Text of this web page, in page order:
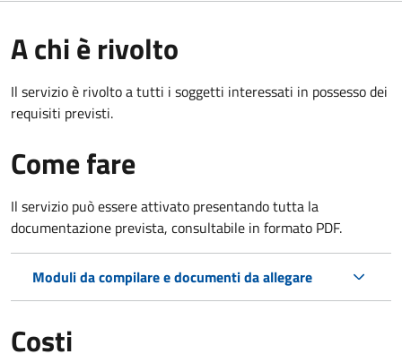
A chi è rivolto
Il servizio è rivolto a tutti i soggetti interessati in possesso dei
requisiti previsti.
Come fare
Il servizio può essere attivato presentando tutta la
documentazione prevista, consultabile in formato PDF.
Moduli da compilare e documenti da allegare
Costi